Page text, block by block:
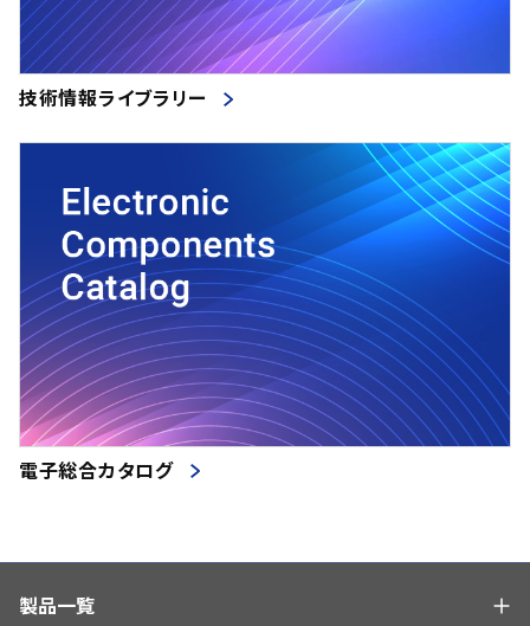
技術情報ライブラリー
電子総合カタログ
製品一覧